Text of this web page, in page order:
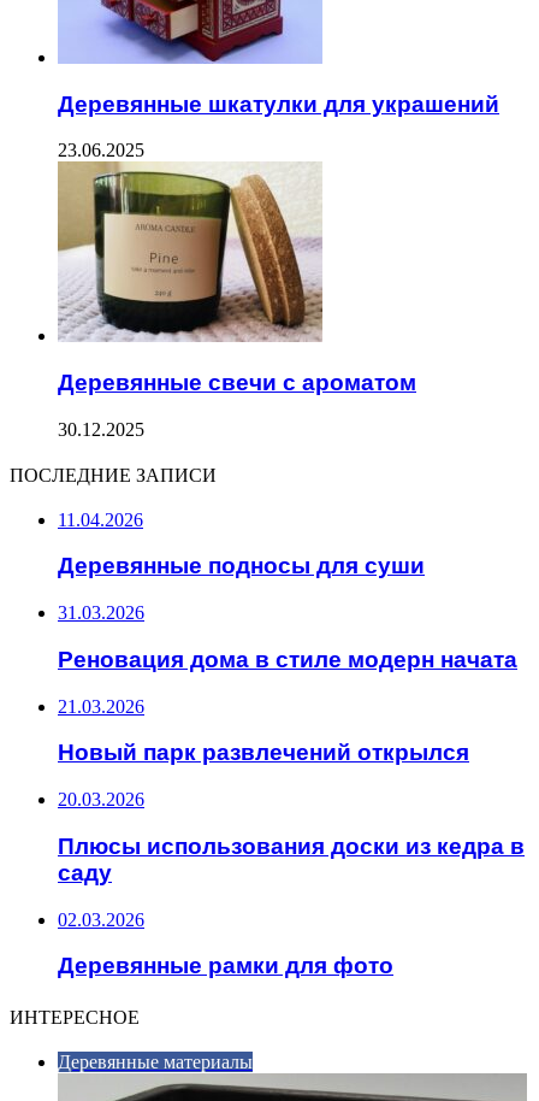
Деревянные шкатулки для украшений
23.06.2025
Деревянные свечи с ароматом
30.12.2025
ПОСЛЕДНИЕ ЗАПИСИ
11.04.2026
Деревянные подносы для суши
31.03.2026
Реновация дома в стиле модерн начата
21.03.2026
Новый парк развлечений открылся
20.03.2026
Плюсы использования доски из кедра в
саду
02.03.2026
Деревянные рамки для фото
ИНТЕРЕСНОЕ
Деревянные материалы